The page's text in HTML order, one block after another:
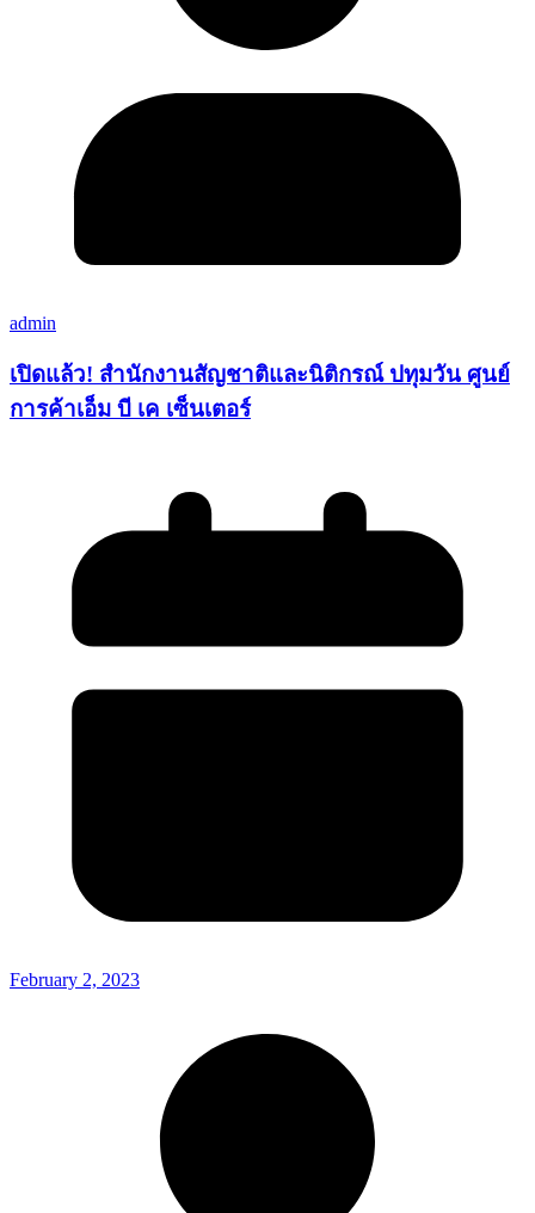
admin
เปิดแล้ว! สำนักงานสัญชาติและนิติกรณ์ ปทุมวัน ศูนย์
การค้าเอ็ม บี เค เซ็นเตอร์
February 2, 2023